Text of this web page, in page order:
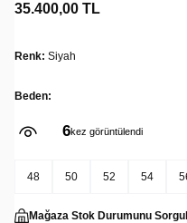
35.400,00 TL
Renk: Siyah
Beden:
6kez görüntülendi
48 50 52 54
Mağaza Stok Durumunu